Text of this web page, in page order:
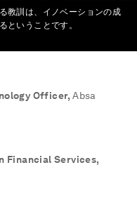
教訓は、イノベーションの成
ということです。
Officer, Absa
Financial Services,